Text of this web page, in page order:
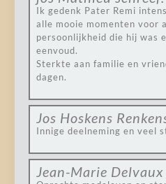
Ik gedenk Pater Remi
alle mooie momenten voor
persoonlijkheid die hij was
eenvoud.
Sterkte aan familie en
dagen.
Jos Hoskens
Innige deelneming en veel
Jean-Marie Delvaux